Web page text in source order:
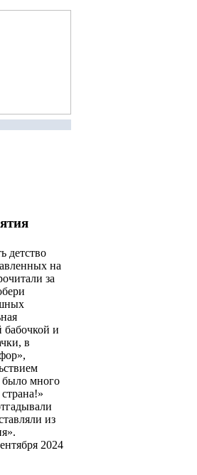
детство
на
за
бабочкой и
в
было много
из
2024